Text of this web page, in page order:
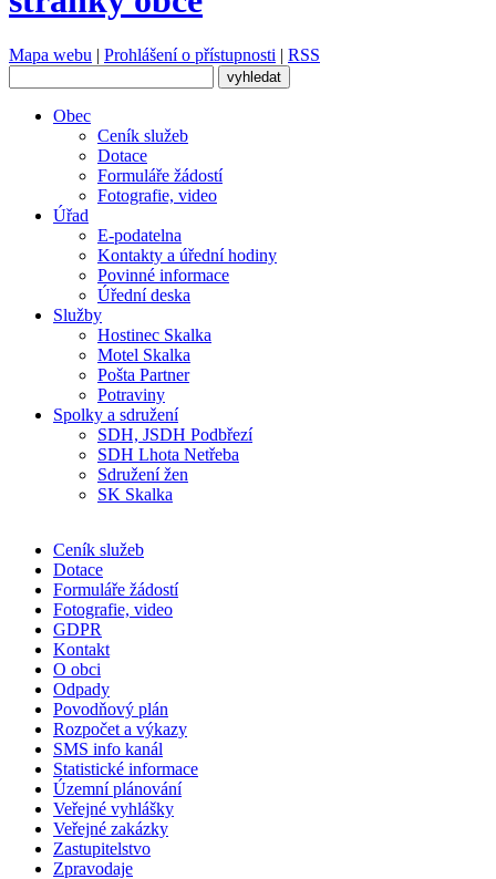
Mapa webu | Prohlášení o přístupnosti | RSS
Obec
Ceník služeb
Dotace
Formuláře žádostí
Fotografie, video
Úřad
E-podatelna
Kontakty a úřední hodiny
Povinné informace
Úřední deska
Služby
Hostinec Skalka
Motel Skalka
Pošta Partner
Potraviny
Spolky a sdružení
SDH, JSDH Podbřezí
SDH Lhota Netřeba
Sdružení žen
SK Skalka
Ceník služeb
Dotace
Formuláře žádostí
Fotografie, video
GDPR
Kontakt
O obci
Odpady
Povodňový plán
Rozpočet a výkazy
SMS info kanál
Statistické informace
Územní plánování
Veřejné vyhlášky
Veřejné zakázky
Zastupitelstvo
Zpravodaje